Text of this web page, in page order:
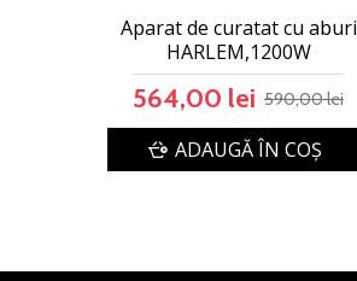
Aparat de curatat cu aburi
HARLEM,1200W
564,00 lei 590,00 lei
ADAUGĂ ÎN COŞ